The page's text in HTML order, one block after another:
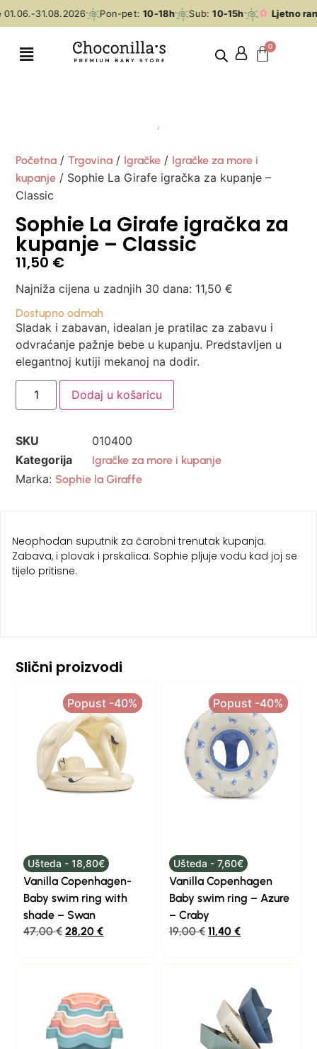
31.08.2026 Pon-pet: 10-18h Sub: 10-15h Ljetno
Početna /Trgovina / Igračke / Igračke za more i
kupanje / Sophie La Girafe igračka za kupanje –
Classic
Sophie La Girafe igračka za
kupanje – Classic
11,50 €
Najniža cijena u zadnjih 30 dana: 11,50€
Dostupno odmah
Sladak i zabavan, idealan je pratilac za zabavu i
odvraćanje pažnje bebe u kupanju. Predstavljen u
elegantnoj kutiji mekanoj na dodir.
Dodaj u košaricu
SKU
010400
Kategorija
Igračke za more i kupanje
Marka: Sophie la Giraffe
Neophodan suputnik za čarobni trenutak kupanja.
Zabava, i plovak i prskalica. Sophie pljuje vodu kad joj se
tijelo pritisne.
Slični proizvodi
Popust -40%
Popust -40%
Ušteda - 18,80€
Vanilla Copenhagen-
Baby swim ring with
shade – Swan
47,00€ 28,20€
Popust -40%
Popust -40%
Ušteda - 7,60€
Vanilla Copenhagen
Baby swim ring – Azure
– Craby
19,00€ 11,40 €